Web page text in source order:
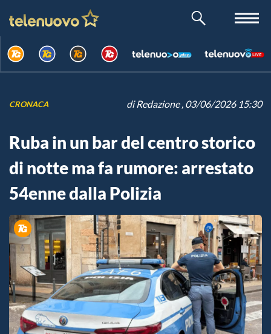
CRONACA diRedazione, 03/06/2026 15:30
Ruba in un bar del centro storico
di notte ma fa rumore: arrestato
54enne dalla Polizia